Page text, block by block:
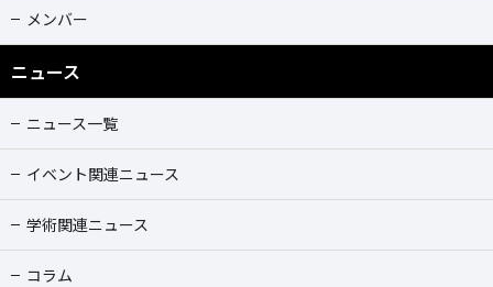
メンバー
ニュース
ニュース一覧
イベント関連ニュース
学術関連ニュース
コラム